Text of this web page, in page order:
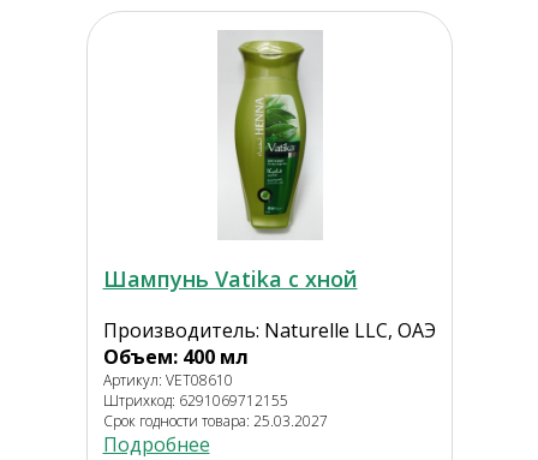
Шампунь Vatika с хной
Производитель: Naturelle LLC, ОАЭ
Объем: 400 мл
Артикул: VET08610
Штрихкод: 6291069712155
Срок годности товара: 25.03.2027
Подробнее